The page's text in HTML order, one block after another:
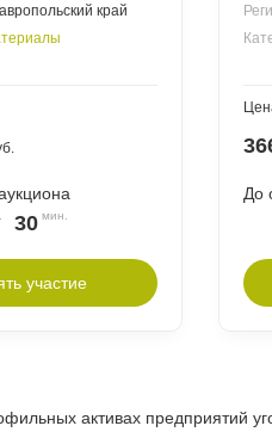
край
30
участие
До
активах предприятий